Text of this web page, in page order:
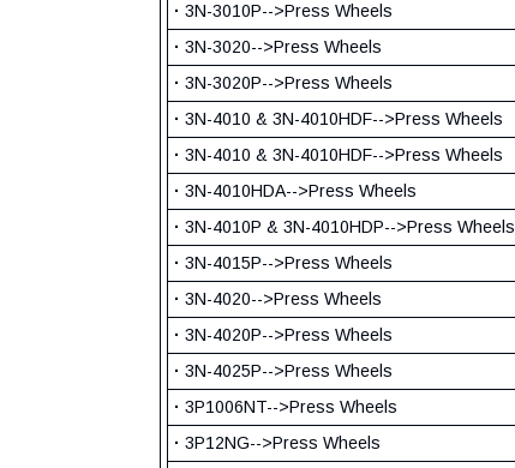
· 3N-3010P-->Press Wheels
· 3N-3020-->Press Wheels
· 3N-3020P-->Press Wheels
· 3N-4010 & 3N-4010HDF-->Press Wheels
· 3N-4010 & 3N-4010HDF-->Press Wheels
· 3N-4010HDA-->Press Wheels
· 3N-4010P & 3N-4010HDP-->Press Wheels
· 3N-4015P-->Press Wheels
· 3N-4020-->Press Wheels
· 3N-4020P-->Press Wheels
· 3N-4025P-->Press Wheels
· 3P1006NT-->Press Wheels
· 3P12NG-->Press Wheels